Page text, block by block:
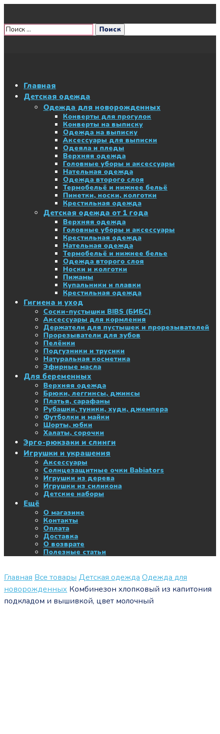
Главная
Детская одежда
Одежда для новорожденных
Конверты для прогулок
Конверты на выписку
Одежда на выписку
Аксессуары для выписки
Одеяла и пледы
Верхняя одежда
Головные уборы и аксессуары
Нательная одежда
Одежда второго слоя
Термобельё и нижнее бельё
Пинетки, носки, колготки
Крестильная одежда
Детская одежда от 1 года
Верхняя одежда
Головные уборы и аксессуары
Крестильная одежда
Нательная одежда
Термобельё и нижнее белье
Одежда второго слоя
Носки и колготки
Пижамы
Купальники и плавки
Крестильная одежда
Гигиена и уход
Соски-пустышки BIBS (БИБС)
Аксессуары для кормления
Держатели для пустышек и прорезывателей
Прорезыватели для зубов
Пелёнки
Подгузники и трусики
Натуральная косметика
Эфирные масла
Для беременных
Верхняя одежда
Брюки, леггинсы, джинсы
Платья, сарафаны
Рубашки, туники, худи, джемпера
Футболки и майки
Шорты, юбки
Халаты, сорочки
Эрго-рюкзаки и слинги
Игрушки и украшения
Аксессуары
Солнцезащитные очки Babiators
Игрушки из дерева
Игрушки из силикона
Детские наборы
Ещё
О магазине
Контакты
Оплата
Доставка
О возврате
Полезные статьи
Главная Все товары Детская одежда Одежда для
новорожденных Комбинезон хлопковый из капитония
подкладом и вышивкой, цвет молочный